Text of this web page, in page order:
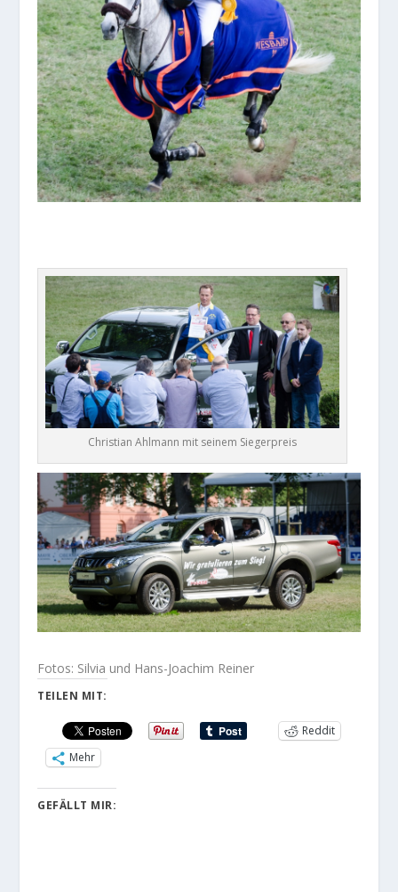
Christian Ahlmann mit seinem Siegerpreis
Fotos: Silvia und Hans-Joachim Reiner
TEILEN MIT:
Reddit
Mehr
GEFÄLLT MIR: